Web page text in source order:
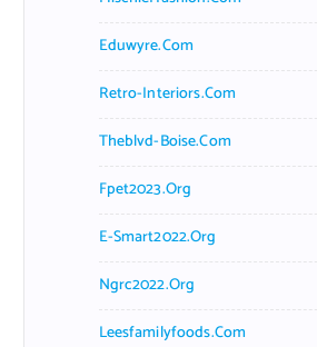
Eduwyre.com
Retro-Interiors.com
Theblvd-Boise.com
Fpet2023.org
E-Smart2022.org
Ngrc2022.org
Leesfamilyfoods.com